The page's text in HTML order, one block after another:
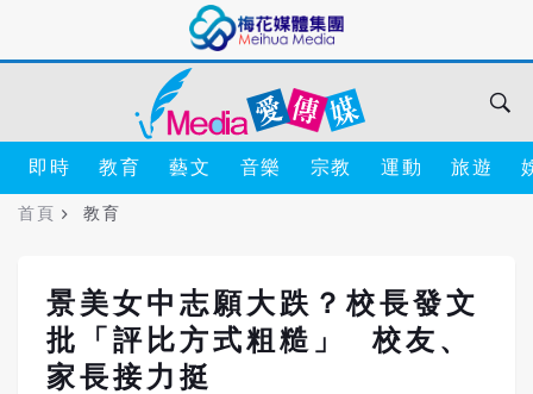
即時 教育 藝文 音樂 宗教 運動 旅遊
首頁 教育
景美女中志願大跌？校長發文
批「評比方式粗糙」 校友、
家長接力挺